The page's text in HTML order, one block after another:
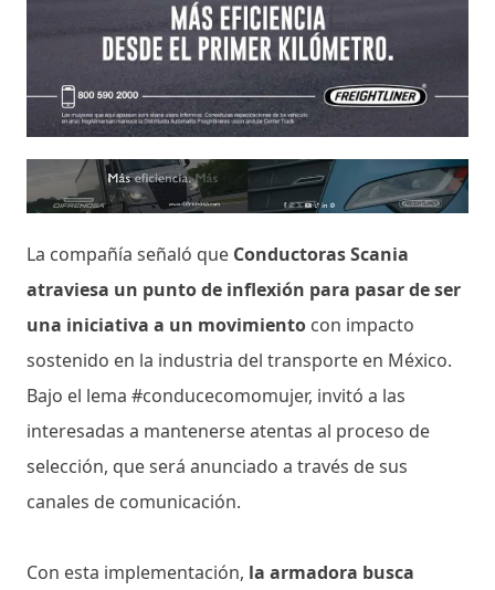
La compañía señaló que Conductoras Scania
atraviesa un punto de inflexión para pasar de ser
una iniciativa a un movimiento con impacto
sostenido en la industria del transporte en México.
Bajo el lema #conducecomomujer, invitó a las
interesadas a mantenerse atentas al proceso de
selección, que será anunciado a través de sus
canales de comunicación.
Con esta implementación, la armadora busca